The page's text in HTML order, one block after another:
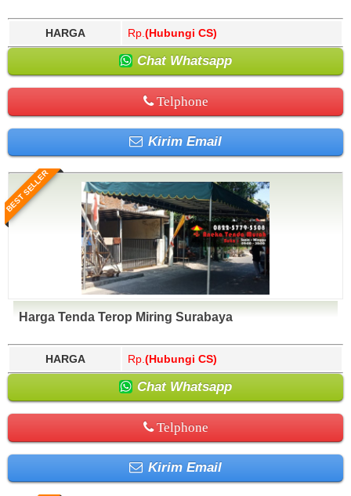
HARGA Rp. (Hubungi CS)
Chat Whatsapp
Telphone
Kirim Email
BEST SELLER
Harga Tenda Terop Miring Surabaya
HARGA Rp. (Hubungi CS)
Chat Whatsapp
Telphone
Kirim Email